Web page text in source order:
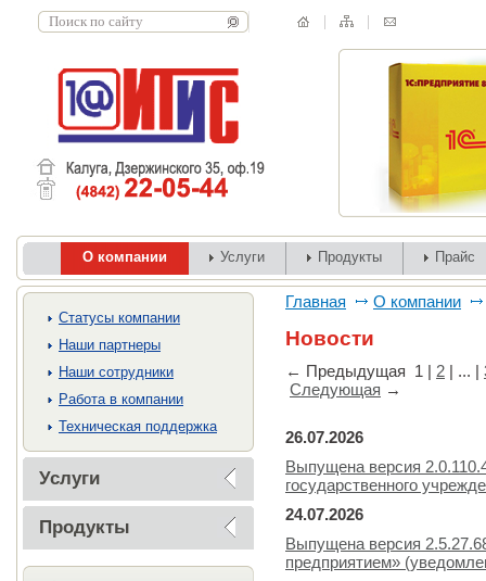
О компании Услуги Продукты Прайс
Cтатусы компании
Наши партнеры
Наши сотрудники
Работа в компании
Техническая поддержка
Услуги
Продукты
Главная О компании
Новости
← Предыдущая 1 | 2 | ... |
Следующая →
26.07.2026
Выпущена версия
государственного
24.07.2026
Выпущена версия
предприятием»